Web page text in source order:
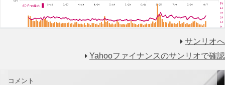
サンリオへ
Yahooファイナンスのサンリオで確認
コメント